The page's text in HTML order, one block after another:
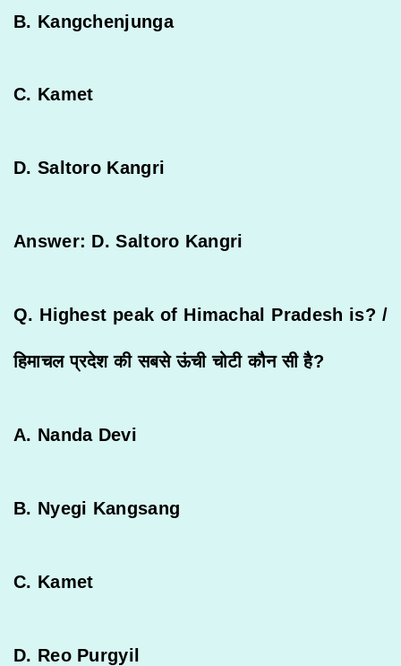
B. Kangchenjunga
C. Kamet
D. Saltoro Kangri
Answer: D. Saltoro Kangri
Q. Highest peak of Himachal Pradesh is? /
हिमाचल प्रदेश की सबसे ऊंची चोटी कौन सी है?
A. Nanda Devi
B. Nyegi Kangsang
C. Kamet
D. Reo Purgyil